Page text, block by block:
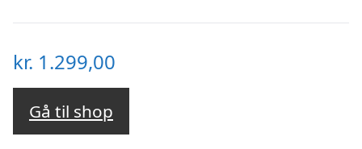
kr. 1.299,00
Gå til shop